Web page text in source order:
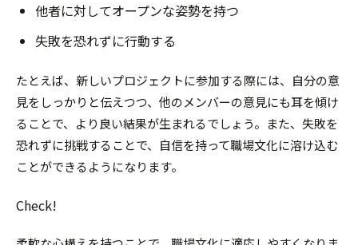
他者に対してオープンな姿勢を持つ
失敗を恐れずに行動する
たとえば、新しいプロジェクトに参加する際には、自分の意
見をしっかりと伝えつつ、他のメンバーの意見にも耳を傾け
ることで、より良い結果が生まれるでしょう。また、失敗を
恐れずに挑戦することで、自信を持って職場文化に溶け込む
ことができるようになります。
Check!